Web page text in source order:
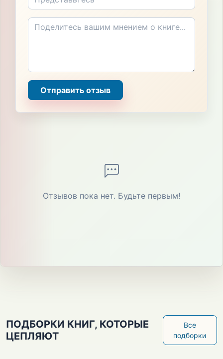
Отправить отзыв
Отзывов пока нет. Будьте первым!
ПОДБОРКИ КНИГ, КОТОРЫЕ
ЦЕПЛЯЮТ
Все
подборки